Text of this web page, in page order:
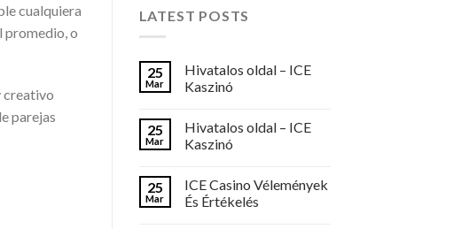
cualquiera
promedio, o
creativo
parejas
LATEST POSTS
25
Mar
Hivatalos oldal – ICE
Kaszinó
25
Mar
Hivatalos oldal – ICE
Kaszinó
25
Mar
ICE Casino Vélemények
És Értékelés